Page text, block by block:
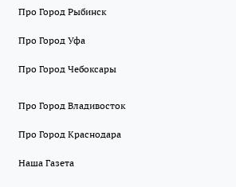
Про Город Рыбинск
Про Город Уфа
Про Город Чебоксары
Про Город Владивосток
Про Город Краснодара
Наша Газета